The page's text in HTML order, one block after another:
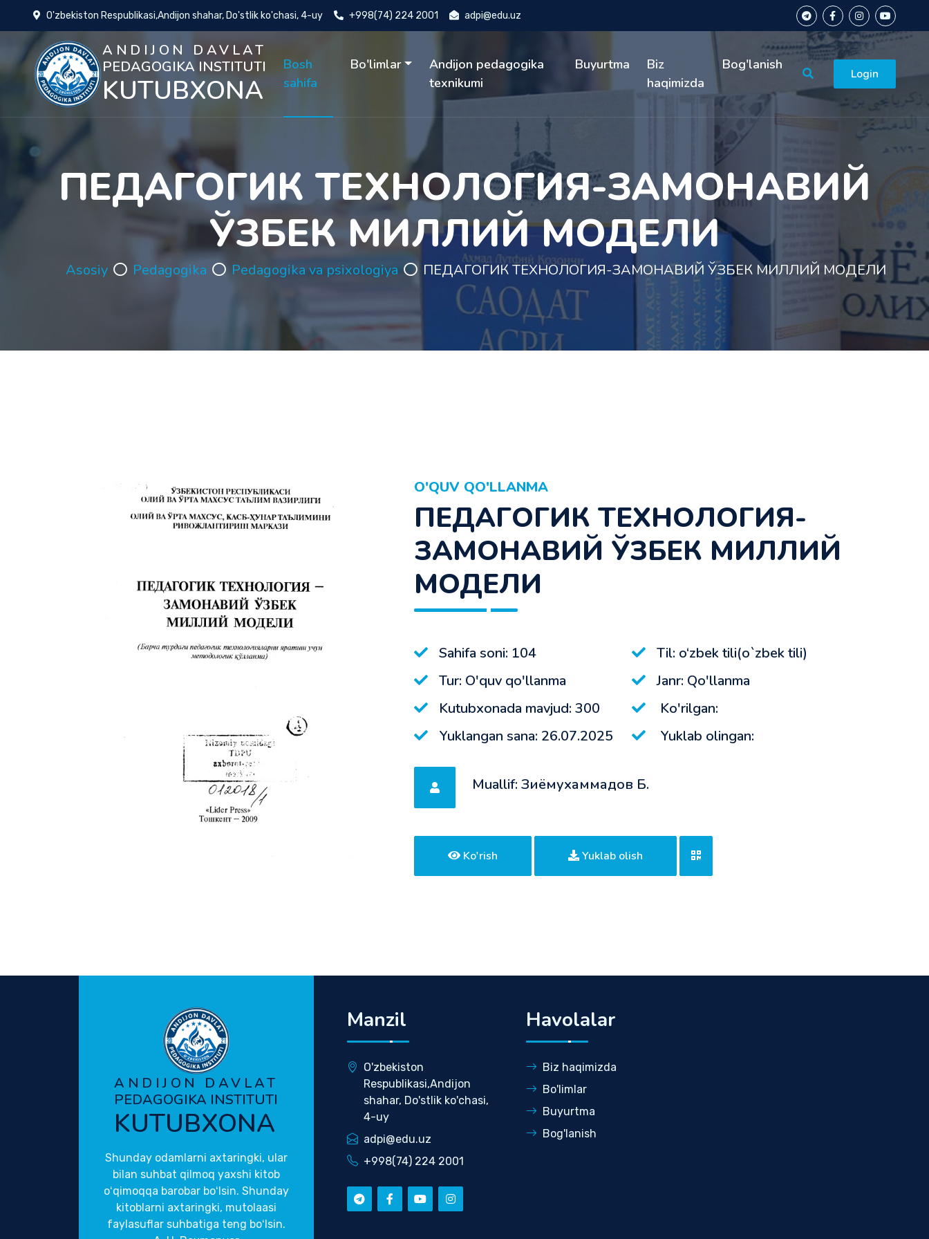
O'zbekiston Respublikasi,Andijon shahar, Do'stlik ko'chasi, 4-uy +998(74) 224 2001 adpi@edu.uz
ANDIJON DAVLAT
PEDAGOGIKA INSTITUTI
KUTUBXONA
Bosh
sahifa
Bo'limlar
Andijon pedagogika
texnikumi
Buyurtma
Biz
haqimizda
Bog'lanish
Login
ПЕДАГОГИК ТЕХНОЛОГИЯ-ЗАМОНАВИЙ
ЎЗБЕК МИЛЛИЙ МОДЕЛИ
Asosiy Pedagogika Pedagogika va psixologiya ПЕДАГОГИК ТЕХНОЛОГИЯ-ЗАМОНАВИЙ ЎЗБЕК МИЛЛИЙ МОДЕЛИ
O'QUV QO'LLANMA
ПЕДАГОГИК ТЕХНОЛОГИЯ-
ЗАМОНАВИЙ ЎЗБЕК МИЛЛИЙ
МОДЕЛИ
Sahifa soni: 104
Tur: O'quv qo'llanma
Kutubxonada mavjud: 300
Yuklangan sana: 26.07.2025
Til: o‘zbek tili(o`zbek tili)
Janr: Qo'llanma
Ko'rilgan:
Yuklab olingan:
Muallif: Зиёмухаммадов Б.
Ko'rish Yuklab olish
ANDIJON DAVLAT
PEDAGOGIKA INSTITUTI
KUTUBXONA
Shunday odamlarni axtaringki, ular
bilan suhbat qilmoq yaxshi kitob
oʻqimoqqa barobar boʻlsin. Shunday
kitoblarni axtaringki, mutolaasi
faylasuflar suhbatiga teng boʻlsin.
Manzil
O'zbekiston
Respublikasi,Andijon
shahar, Do'stlik ko'chasi,
4-uy
adpi@edu.uz
+998(74) 224 2001
Havolalar
Biz haqimizda
Bo'limlar
Buyurtma
Bog'lanish